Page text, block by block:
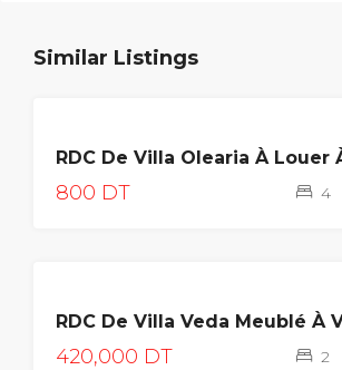
Similar Listings
RDC De Villa Olearia À Louer
800 DT 4
VENDRE
420,000 DT 2